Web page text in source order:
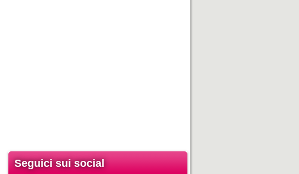
Seguici sui social